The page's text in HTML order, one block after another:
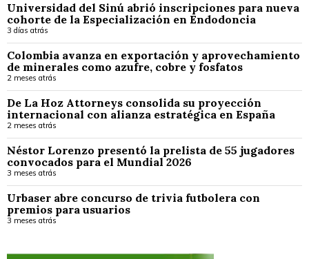
Universidad del Sinú abrió inscripciones para nueva
cohorte de la Especialización en Endodoncia
3 días atrás
Colombia avanza en exportación y aprovechamiento
de minerales como azufre, cobre y fosfatos
2 meses atrás
De La Hoz Attorneys consolida su proyección
internacional con alianza estratégica en España
2 meses atrás
Néstor Lorenzo presentó la prelista de 55 jugadores
convocados para el Mundial 2026
3 meses atrás
Urbaser abre concurso de trivia futbolera con
premios para usuarios
3 meses atrás